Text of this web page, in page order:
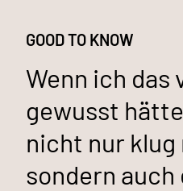
GOOD TO KNOW
Wenn ich das
gewusst
nicht nur klug
sondern